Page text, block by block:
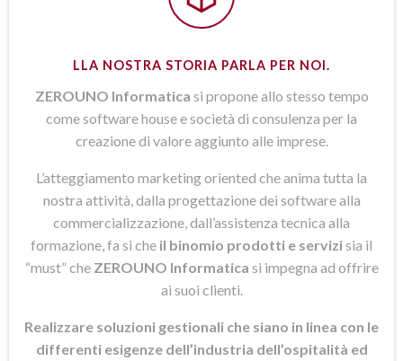
LLA NOSTRA STORIA PARLA PER NOI.
ZEROUNO Informatica si propone allo stesso tempo
come software house e società di consulenza per la
creazione di valore aggiunto alle imprese.
L’atteggiamento marketing oriented che anima tutta la
nostra attività, dalla progettazione dei software alla
commercializzazione, dall’assistenza tecnica alla
formazione, fa si che il binomio prodotti e servizisia il
“must” che ZEROUNO Informatica si impegna ad offrire
ai suoi clienti.
Realizzare soluzioni gestionali che siano in linea con le
differenti esigenze dell’industria dell’ospitalità ed